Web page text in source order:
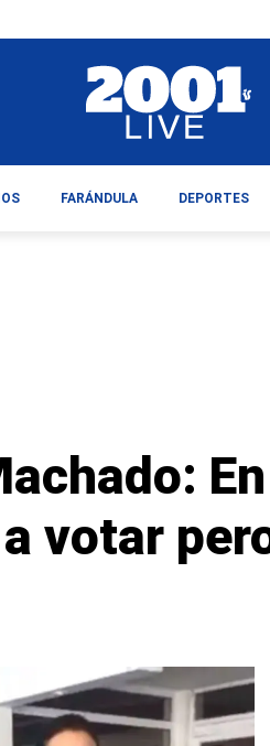
votar
FARÁNDULA DEPORTES